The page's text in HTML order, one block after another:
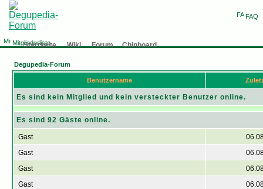
FAQ
Mitgliederliste
Startseite Wiki Forum Chinboard
Degupedia-Forum
Benutzername
Es sind kein Mitglied und kein versteckter Benutzer online.
Es sind 92 Gäste online.
Gast
Gast
Gast
Gast